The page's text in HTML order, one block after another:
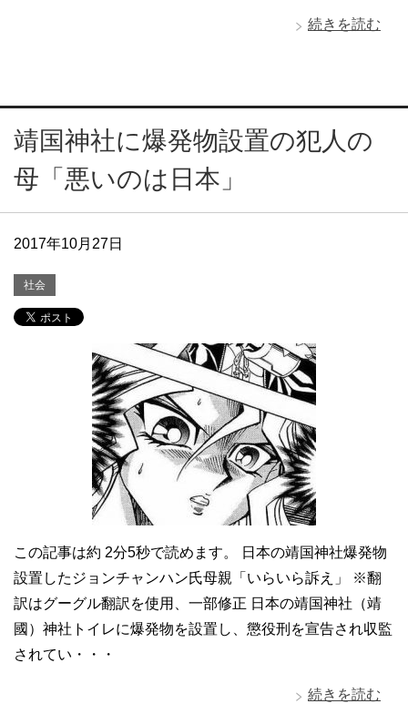
続きを読む
靖国神社に爆発物設置の犯人の
母「悪いのは日本」
2017年10月27日
社会
この記事は約 2分5秒で読めます。 日本の靖国神社爆発物
設置したジョンチャンハン氏母親「いらいら訴え」 ※翻
訳はグーグル翻訳を使用、一部修正 日本の靖国神社（靖
國）神社トイレに爆発物を設置し、懲役刑を宣告され収監
されてい・・・
続きを読む